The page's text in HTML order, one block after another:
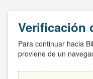
Verificación
Para continuar hacia
proviene de un